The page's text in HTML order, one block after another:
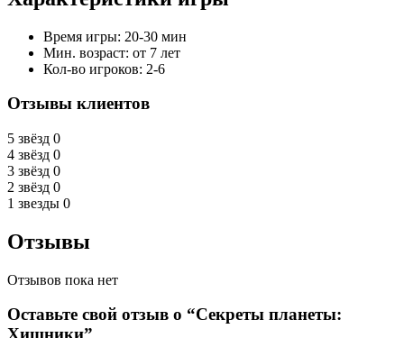
Время игры: 20-30 мин
Мин. возраст: от 7 лет
Кол-во игроков: 2-6
Отзывы клиентов
5 звёзд 0
4 звёзд 0
3 звёзд 0
2 звёзд 0
1 звезды 0
Отзывы
Отзывов пока нет
Оставьте свой отзыв о “Секреты планеты: